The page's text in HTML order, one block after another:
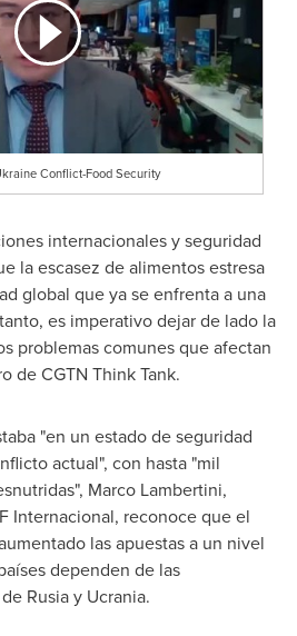
Conflict-Food Security
internacionales y seguridad
la escasez de alimentos estresa
global que ya se enfrenta a una
es imperativo dejar de lado la
problemas comunes que afectan
de CGTN Think Tank.
"en un estado de seguridad
actual", con hasta "mil
Marco Lambertini,
Internacional, reconoce que el
las apuestas a un nivel
dependen de las
Rusia y Ucrania.